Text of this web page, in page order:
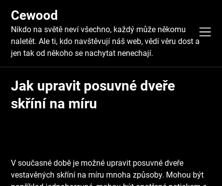
content
Cewood
Nikdo na světě neví všechno, každý může někomu
naletět. Ale ti, kdo navštěvují náš web, vědí věru dost a
jen tak od někoho se nachytat nenechají.
Jak upravit posuvné dveře
skříní na míru
V současné době je možné upravit posuvné dveře
vestavěných skříní na míru mnoha způsoby. Mohou být